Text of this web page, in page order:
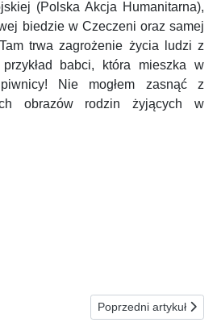
(Polska Akcja Humanitarna),
biedzie w Czeczeni oraz samej
trwa zagrożenie życia ludzi z
babci, która mieszka w
Nie mogłem zasnąć z
obrazów rodzin żyjących w
W INTENCJI WYBRANEGO
Następna strona:
Poprzedni artykuł